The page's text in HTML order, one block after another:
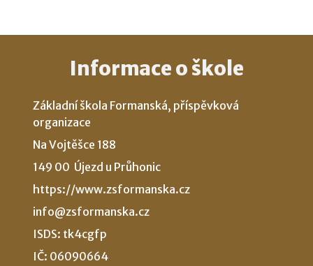
Informace o škole
Základní škola Formanská, příspěvková
organizace
Na Vojtěšce 188
149 00 Újezd u Průhonic
https://www.zsformanska.cz
info@zsformanska.cz
ISDS: tk4cgfp
IČ: 06090664